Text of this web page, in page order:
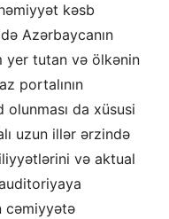
kəsb
Azərbaycanın
yer tutan və ölkənin
portalının
olunması da xüsusi
uzun illər ərzində
və aktual
cəmiyyətə